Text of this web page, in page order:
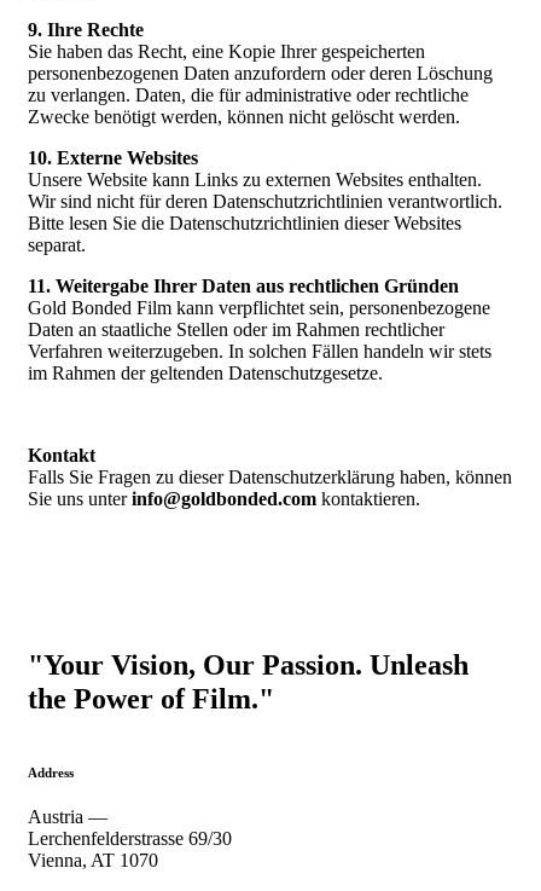
9. Ihre Rechte
Sie haben das Recht, eine Kopie Ihrer gespeicherten
personenbezogenen Daten anzufordern oder deren Löschung
zu verlangen. Daten, die für administrative oder rechtliche
Zwecke benötigt werden, können nicht gelöscht werden.
10. Externe Websites
Unsere Website kann Links zu externen Websites enthalten.
Wir sind nicht für deren Datenschutzrichtlinien verantwortlich.
Bitte lesen Sie die Datenschutzrichtlinien dieser Websites
separat.
11. Weitergabe Ihrer Daten aus rechtlichen Gründen
Gold Bonded Film kann verpflichtet sein, personenbezogene
Daten an staatliche Stellen oder im Rahmen rechtlicher
Verfahren weiterzugeben. In solchen Fällen handeln wir stets
im Rahmen der geltenden Datenschutzgesetze.
Kontakt
Falls Sie Fragen zu dieser Datenschutzerklärung haben, können
Sie uns unterinfo@goldbonded.com kontaktieren.
"Your Vision, Our Passion. Unleash
the Power of Film."
Address
Austria —
Lerchenfelderstrasse 69/30
Vienna, AT 1070